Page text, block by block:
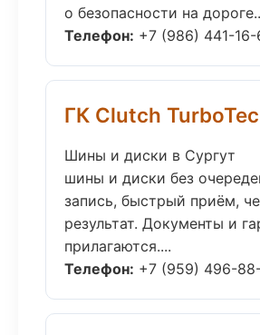
о безопасности на
Телефон: +7 (986) 441-16-
ГК Clutch
Шины и диски в Сургут
шины и диски без
запись, быстрый приём,
результат. Документы и
прилагаются....
Телефон: +7 (959) 496-